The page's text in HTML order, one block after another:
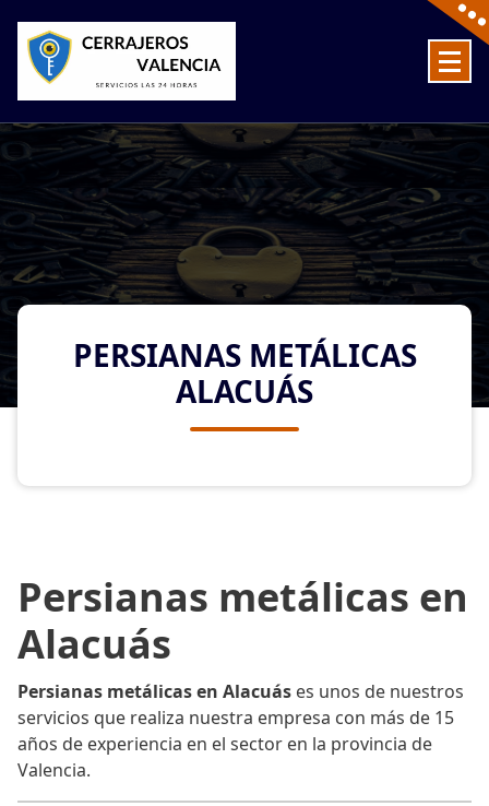
content
PERSIANAS METÁLICAS
ALACUÁS
Persianas metálicas en
Alacuás
Persianas metálicas en Alacuás es unos de nuestros
servicios que realiza nuestra empresa con más de 15
años de experiencia en el sector en la provincia de
Valencia.